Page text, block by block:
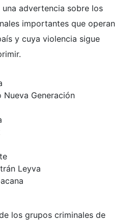
advertencia sobre los
importantes que operan
y cuya violencia sigue
Generación
Leyva
los grupos criminales de